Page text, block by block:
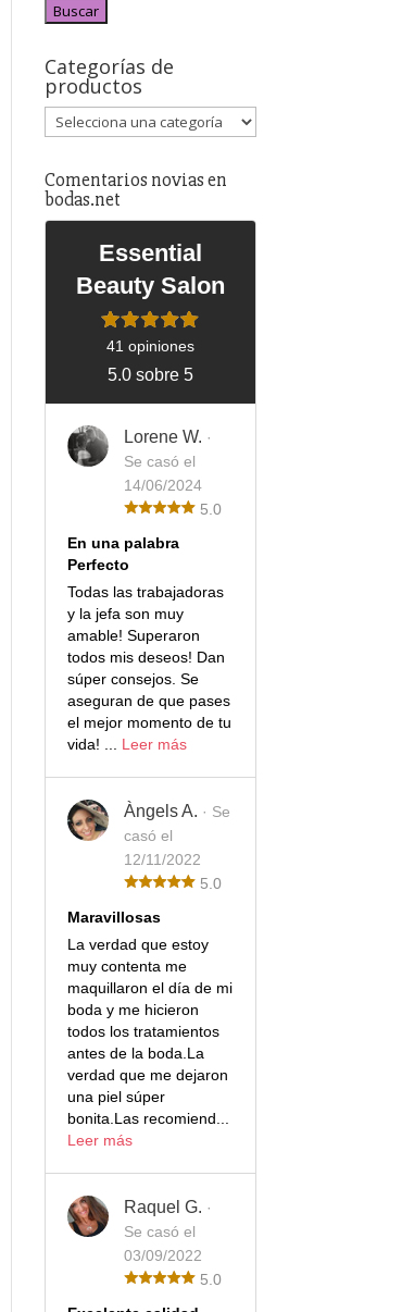
Buscar
Categorías de
productos
Comentarios novias en
bodas.net
Essential
Beauty Salon
41 opiniones
5.0 sobre 5
Lorene W. ·
Se casó el
14/06/2024
5.0
En una palabra
Perfecto
Todas las trabajadoras
y la jefa son muy
amable! Superaron
todos mis deseos! Dan
súper consejos. Se
aseguran de que pases
el mejor momento de tu
vida! ... Leer más
Àngels A. · Se
casó el
12/11/2022
5.0
Maravillosas
La verdad que estoy
muy contenta me
maquillaron el día de mi
boda y me hicieron
todos los tratamientos
antes de la boda.La
verdad que me dejaron
una piel súper
bonita.Las recomiend...
Leer más
Raquel G. ·
Se casó el
03/09/2022
5.0